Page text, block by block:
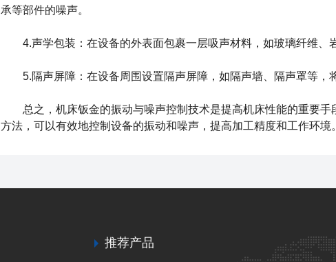
承等部件的噪声。
4.声学包装：在设备的外表面包裹一层吸声材料，如玻璃纤维、
5.隔声屏障：在设备周围设置隔声屏障，如隔声墙、隔声罩等，
总之，机床钣金的振动与噪声控制技术是提高机床性能的重要
方法，可以有效地控制设备的振动和噪声，提高加工精度和工作环境。
推荐产品